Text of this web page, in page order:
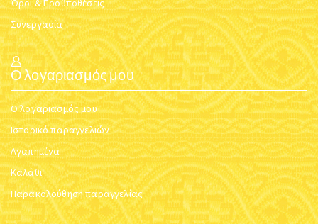
Όροι & Προϋποθέσεις
Συνεργασία
Ο λογαριασμός μου
Ο λογαριασμός μου
Ιστορικό παραγγελιών
Αγαπημένα
Καλάθι
Παρακολούθηση παραγγελίας